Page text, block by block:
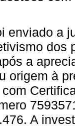
enviado a
dos
a
origem à
A